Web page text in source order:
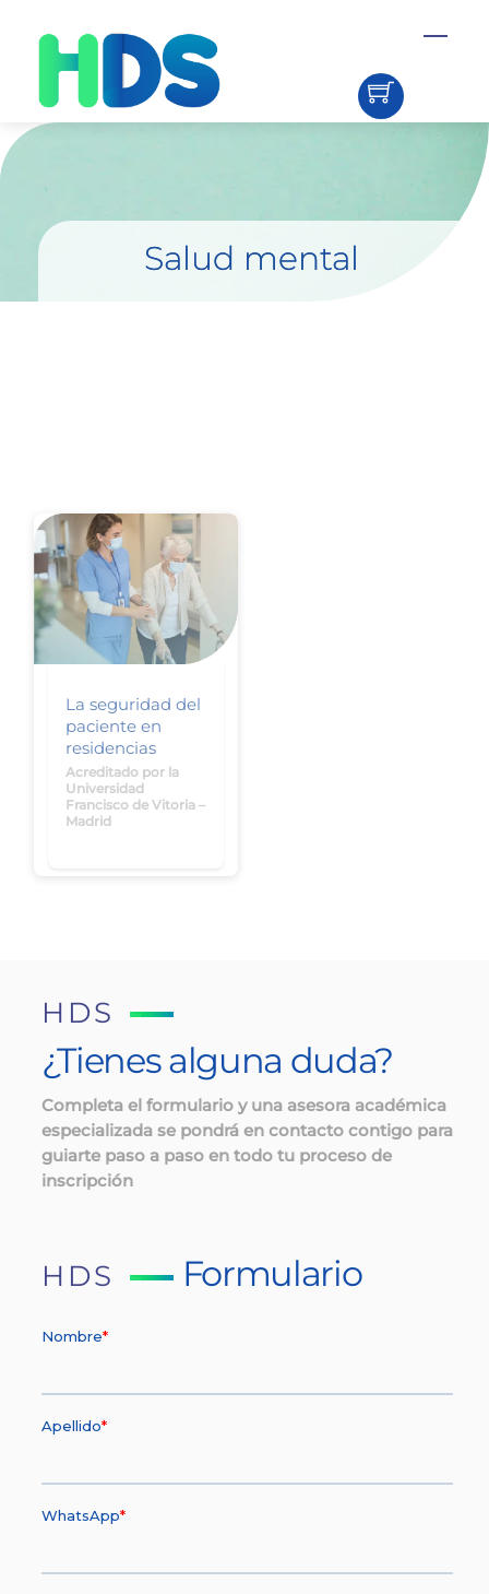
Menu
Salud mental
La seguridad del
paciente en
residencias
Acreditado por la
Universidad
Francisco de Vitoria –
Madrid
HDS
¿Tienes alguna duda?
Completa el formulario y una asesora académica
especializada se pondrá en contacto contigo para
guiarte paso a paso en todo tu proceso de
inscripción
HDS Formulario